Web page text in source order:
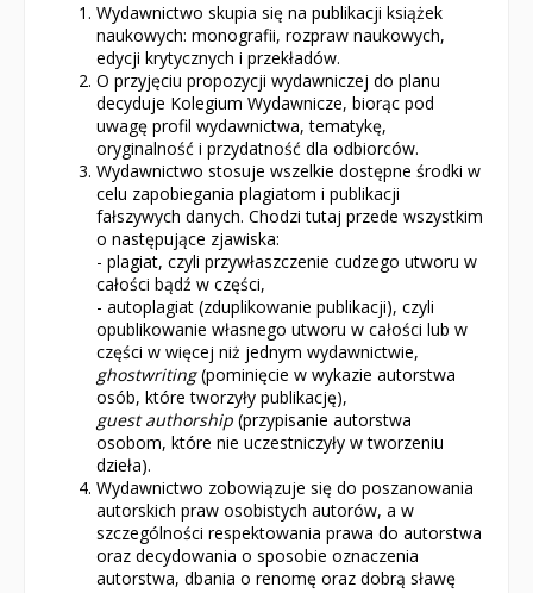
Wydawnictwo skupia się na publikacji książek
naukowych: monografii, rozpraw naukowych,
edycji krytycznych i przekładów.
O przyjęciu propozycji wydawniczej do planu
decyduje Kolegium Wydawnicze, biorąc pod
uwagę profil wydawnictwa, tematykę,
oryginalność i przydatność dla odbiorców.
Wydawnictwo stosuje wszelkie dostępne środki w
celu zapobiegania plagiatom i publikacji
fałszywych danych. Chodzi tutaj przede wszystkim
o następujące zjawiska:
- plagiat, czyli przywłaszczenie cudzego utworu w
całości bądź w części,
- autoplagiat (zduplikowanie publikacji), czyli
opublikowanie własnego utworu w całości lub w
części w więcej niż jednym wydawnictwie,
ghostwriting(pominięcie w wykazie autorstwa
osób, które tworzyły publikację),
guest authorship (przypisanie autorstwa
osobom, które nie uczestniczyły w tworzeniu
dzieła).
Wydawnictwo zobowiązuje się do poszanowania
autorskich praw osobistych autorów, a w
szczególności respektowania prawa do autorstwa
oraz decydowania o sposobie oznaczenia
autorstwa, dbania o renomę oraz dobrą sławę